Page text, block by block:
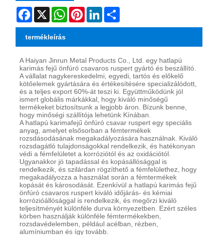
Facebook
X WhatsAppPinterestLinkedIn
termékleírás
A Haiyan Jinrun Metal Products Co., Ltd. egy hatlapú
karimás fejű önfúró csavaros ruspert gyártó és beszállító.
A vállalat nagykereskedelmi, egyedi, tartós és előkelő
kötőelemek gyártására és értékesítésére specializálódott,
és a teljes export 60%-át teszi ki. Együttműködünk jól
ismert globális márkákkal, hogy kiváló minőségű
termékeket biztosítsunk a legjobb áron. Bízunk benne,
hogy minőségi szállítója lehetünk Kínában.
A hatlapú karimafejű önfúró csavar ruspert egy speciális
anyag, amelyet elsősorban a fémtermékek
rozsdásodásának megakadályozására használnak. Kiváló
rozsdagátló tulajdonságokkal rendelkezik, és hatékonyan
védi a fémfelületet a korróziótól és az oxidációtól.
Ugyanakkor jó tapadással és kopásállósággal is
rendelkezik, és szilárdan rögzíthető a fémfelülethez, hogy
megakadályozza a használat során a fémtermékek
kopását és károsodását. Ezenkívül a hatlapú karimás fejű
önfúró csavaros ruspert kiváló időjárás- és kémiai
korrózióállósággal is rendelkezik, és megőrzi kiváló
teljesítményét különféle durva környezetben. Ezért széles
körben használják különféle fémtermékekben,
rozsdavédelemben, például acélban, rézben,
alumíniumban és így tovább.